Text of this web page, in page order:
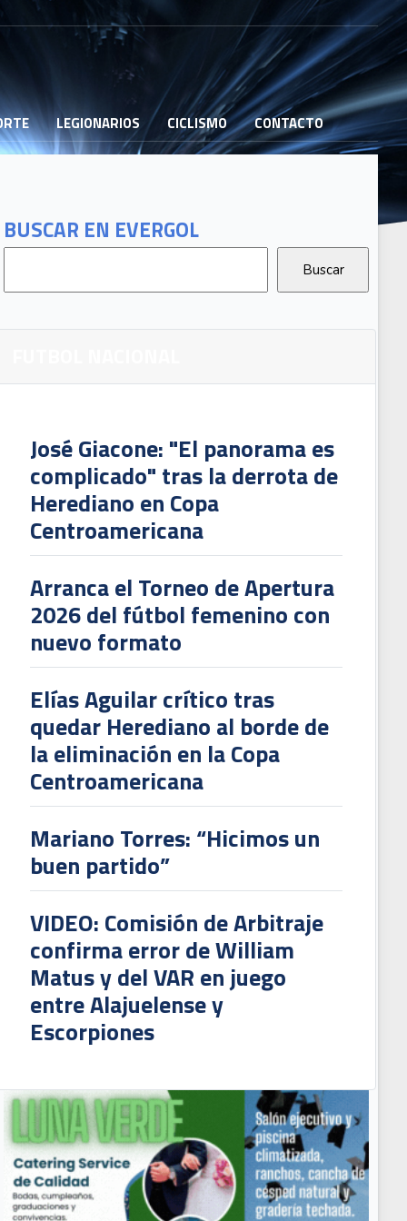
LEGIONARIOS CICLISMO CONTACTO
BUSCAR EN EVERGOL
José Giacone: "El panorama es
complicado" tras la derrota de
Herediano en Copa
Centroamericana
Arranca el Torneo de Apertura
2026 del fútbol femenino con
nuevo formato
Elías Aguilar crítico tras
quedar Herediano al borde de
la eliminación en la Copa
Centroamericana
Mariano Torres: “Hicimos un
buen partido”
VIDEO: Comisión de Arbitraje
confirma error de William
Matus y del VAR en juego
entre Alajuelense y
Escorpiones